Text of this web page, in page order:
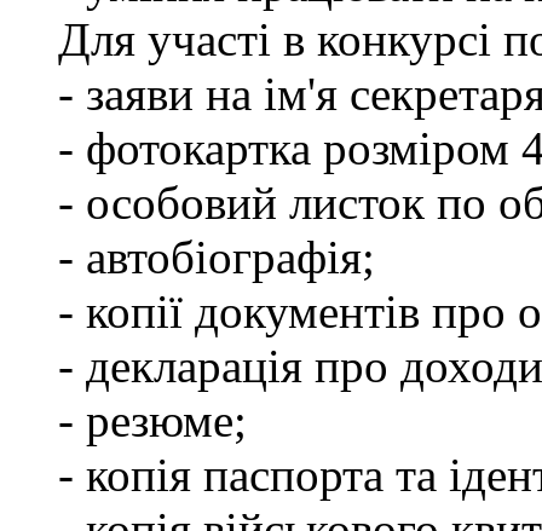
Для участі в конкурсі
- заяви на ім'я
- фотокартка розміром
- особовий листок по
- автобіографія;
- копії документів про
- декларація про
- резюме;
- копія паспорта та